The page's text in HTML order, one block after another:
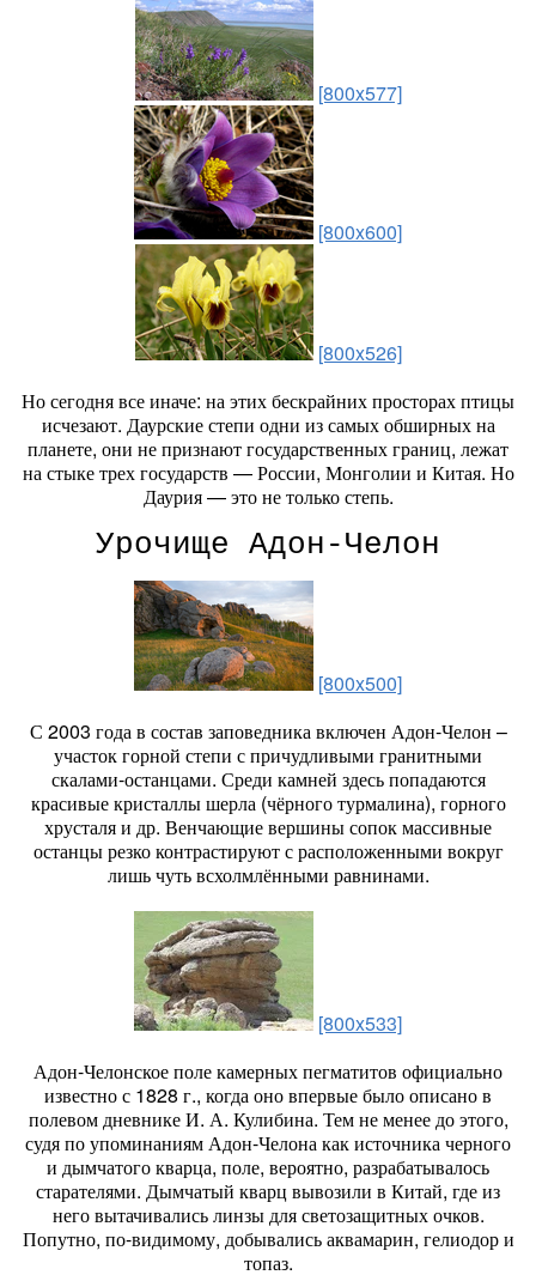
[800x577]
[800x600]
[800x526]
Но сегодня все иначе: на этих бескрайних просторах птицы
исчезают. Даурские степи одни из самых обширных на
планете, они не признают государственных границ, лежат
на стыке трех государств — России, Монголии и Китая. Но
Даурия — это не только степь.
Урочище Адон-Челон
[800x500]
С 2003 года в состав заповедника включен Адон-Челон –
участок горной степи с причудливыми гранитными
скалами-останцами. Среди камней здесь попадаются
красивые кристаллы шерла (чёрного турмалина), горного
хрусталя и др. Венчающие вершины сопок массивные
останцы резко контрастируют с расположенными вокруг
лишь чуть всхолмлёнными равнинами.
[800x533]
Адон-Челонское поле камерных пегматитов официально
известно с 1828 г., когда оно впервые было описано в
полевом дневнике И. А. Кулибина. Тем не менее до этого,
судя по упоминаниям Адон-Челона как источника черного
и дымчатого кварца, поле, вероятно, разрабатывалось
старателями. Дымчатый кварц вывозили в Китай, где из
него вытачивались линзы для светозащитных очков.
Попутно, по-видимому, добывались аквамарин, гелиодор и
топаз.